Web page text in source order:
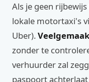
Als je geen
lokale motortaxi's
Uber).
zonder te
verhuurder zal
paspoort